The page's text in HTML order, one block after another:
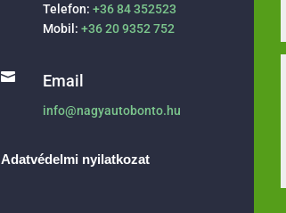
Telefon:+36 84 352523
Mobil:+36 20 9352 752
 Email
info@nagyautobonto.hu
Adatvédelmi nyilatkozat